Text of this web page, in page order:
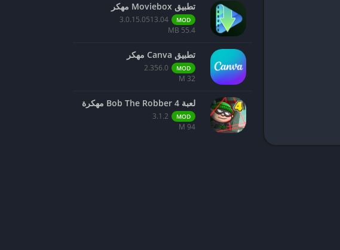
تطبيق Moviebox مهكر
MOD
3.0.15.0513.04
55.4 MB
تطبيق Canva مهكر
MOD
2.356.0
32 M
لعبة Bob The Robber 4 مهكرة
MOD
3.1.2
94 M